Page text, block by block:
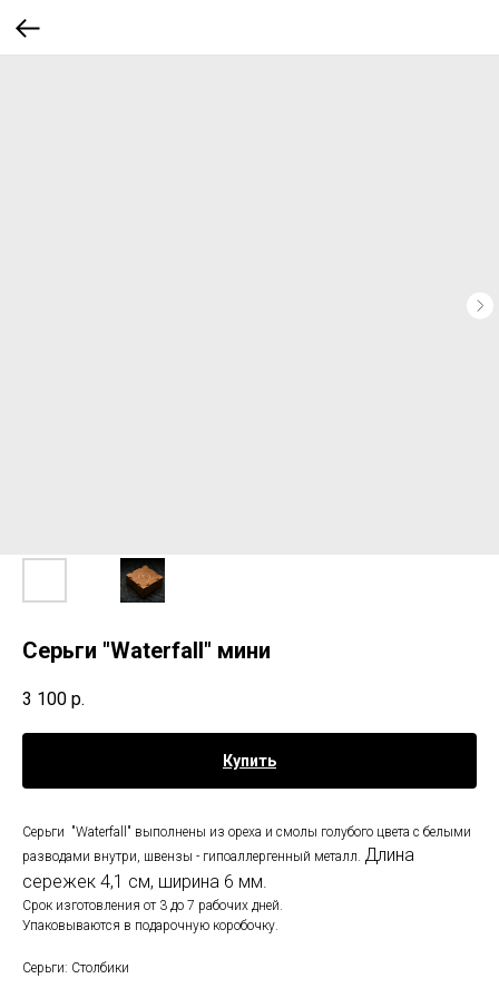
Серьги "Waterfall" мини
3 100 р.
Купить
Cерьги "Waterfall" выполнены из ореха и смолы голубого цвета с белыми
разводами внутри, швензы - гипоаллергенный металл. Длина
сережек 4,1 см, ширина 6 мм.
Срок изготовления от 3 до 7 рабочих дней.
Упаковываются в подарочную коробочку.
Серьги: Столбики